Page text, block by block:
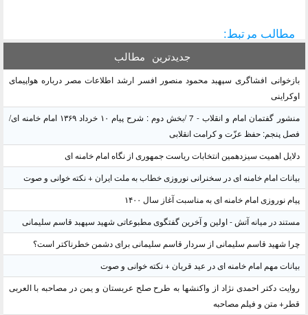
مطالب مرتبط:
جدیدترین مطالب
بازخوانی افشاگری سپهبد محمود منصور افسر ارشد اطلاعات مصر درباره هواپیمای
اوکراینی
منشور گفتمان امام و انقلاب - 7 /بخش دوم : شرح پیام ۱۰ خرداد ۱۳۶۹ امام خامنه ای/
فصل پنجم: حفظ عزّت و کرامت انقلابی
دلایل اهمیت سیزدهمین انتخابات ریاست جمهوری از نگاه امام خامنه ای
بیانات امام خامنه ای در سخنرانی نوروزی خطاب به ملت ایران + نکته خوانی و صوت
پیام نوروزی امام خامنه ای به مناسبت آغاز سال ۱۴۰۰
مستند در میانه آتش - اولین و آخرین گفتگوی مطبوعاتی شهید سپهبد قاسم سلیمانی
چرا شهید قاسم سلیمانی از سردار قاسم سلیمانی برای دشمن خطرناکتر است؟
بیانات مهم امام خامنه ای در عید قربان + نکته خوانی و صوت
روایت دکتر احمدی نژاد از واکنشها به طرح صلح عربستان و یمن در مصاحبه با العربی
قطر+ متن و فیلم مصاحبه